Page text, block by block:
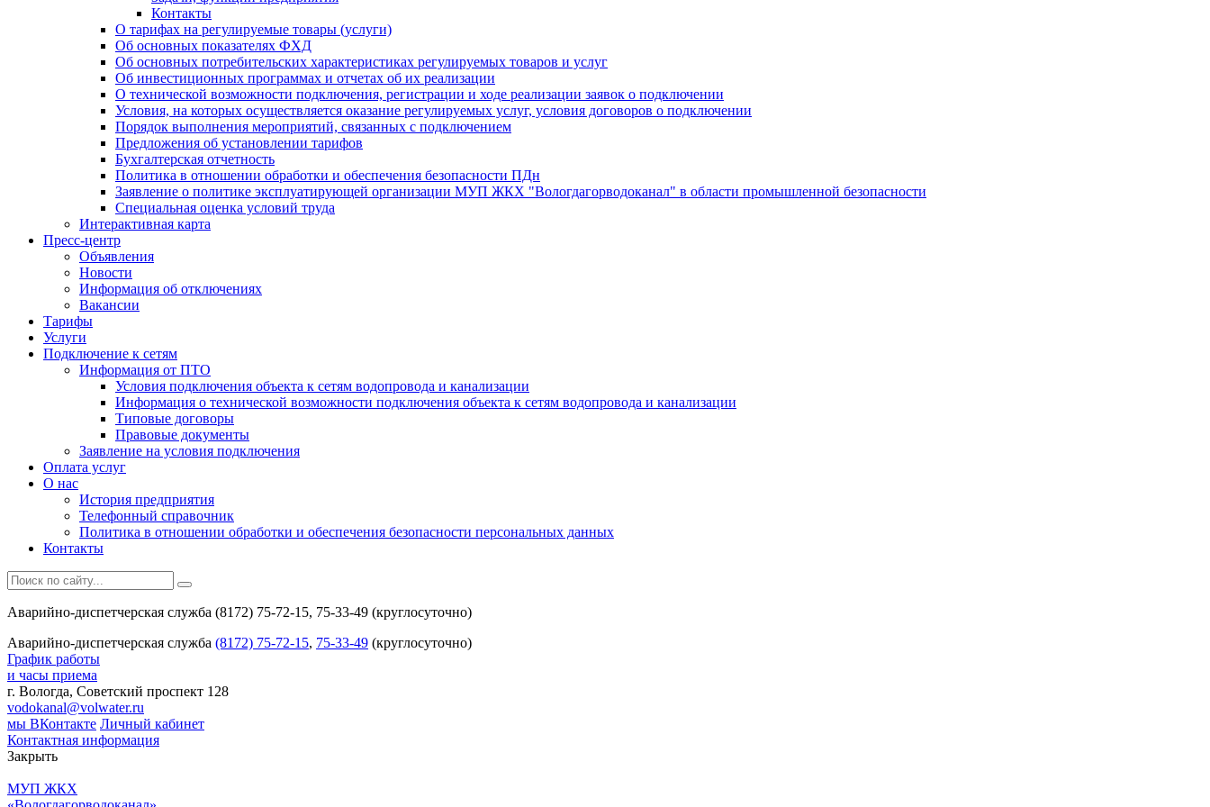
Контакты
О тарифах на регулируемые товары (услуги)
Об основных показателях ФХД
Об основных потребительских характеристиках регулируемых товаров и услуг
Об инвестиционных программах и отчетах об их реализации
О технической возможности подключения, регистрации и ходе реализации заявок о подключении
Условия, на которых осуществляется оказание регулируемых услуг, условия договоров о подключении
Порядок выполнения мероприятий, связанных с подключением
Предложения об установлении тарифов
Бухгалтерская отчетность
Политика в отношении обработки и обеспечения безопасности ПДн
Заявление о политике эксплуатирующей организации МУП ЖКХ "Вологдагорводоканал" в области промышленной безопасности
Специальная оценка условий труда
Интерактивная карта
Пресс-центр
Объявления
Новости
Информация об отключениях
Вакансии
Тарифы
Услуги
Подключение к сетям
Информация от ПТО
Условия подключения объекта к сетям водопровода и канализации
Информация о технической возможности подключения объекта к сетям водопровода и канализации
Типовые договоры
Правовые документы
Заявление на условия подключения
Оплата услуг
О нас
История предприятия
Телефонный справочник
Политика в отношении обработки и обеспечения безопасности персональных данных
Контакты
Аварийно-диспетчерская служба (8172) 75-72-15, 75-33-49 (круглосуточно)
Аварийно-диспетчерская служба (8172) 75-72-15, 75-33-49 (круглосуточно)
График работы
и часы приема
г. Вологда, Советский проспект 128
vodokanal@volwater.ru
мы ВКонтакте Личный кабинет
Контактная информация
Закрыть
МУП ЖКХ